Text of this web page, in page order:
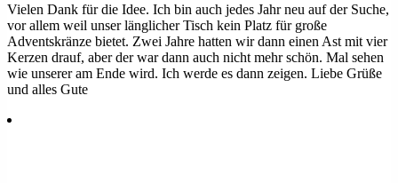
Vielen Dank für die Idee. Ich bin auch jedes Jahr neu auf der Suche,
vor allem weil unser länglicher Tisch kein Platz für große
Adventskränze bietet. Zwei Jahre hatten wir dann einen Ast mit vier
Kerzen drauf, aber der war dann auch nicht mehr schön. Mal sehen
wie unserer am Ende wird. Ich werde es dann zeigen. Liebe Grüße
und alles Gute